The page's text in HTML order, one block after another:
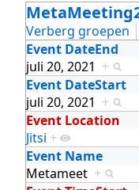
Verberg groepen
Event DateEnd
juli 20, 2021 +
Event DateStart
juli 20, 2021 +
Event Location
Jitsi +
Event Name
Metameet +